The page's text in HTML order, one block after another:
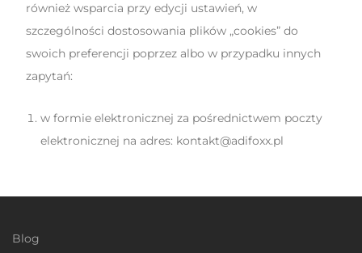
również wsparcia przy edycji ustawień, w
szczególności dostosowania plików „cookies” do
swoich preferencji poprzez albo w przypadku innych
zapytań:
w formie elektronicznej za pośrednictwem poczty
elektronicznej na adres: kontakt@adifoxx.pl
Blog